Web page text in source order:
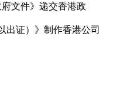
文件》递交香港政
出证）》制作香港公司